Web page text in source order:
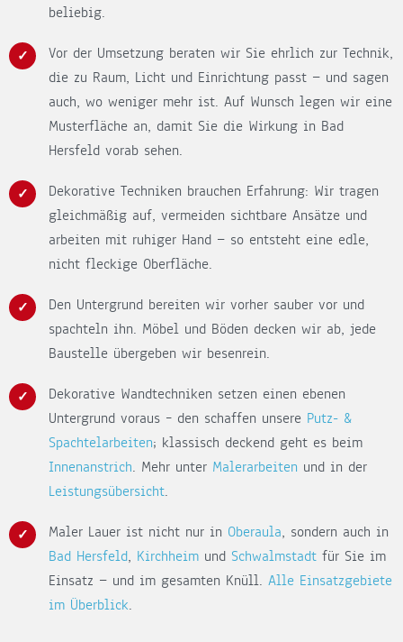
beliebig.
Vor der Umsetzung beraten wir Sie ehrlich zur Technik,
die zu Raum, Licht und Einrichtung passt — und sagen
auch, wo weniger mehr ist. Auf Wunsch legen wir eine
Musterfläche an, damit Sie die Wirkung in Bad
Hersfeld vorab sehen.
Dekorative Techniken brauchen Erfahrung: Wir tragen
gleichmäßig auf, vermeiden sichtbare Ansätze und
arbeiten mit ruhiger Hand — so entsteht eine edle,
nicht fleckige Oberfläche.
Den Untergrund bereiten wir vorher sauber vor und
spachteln ihn. Möbel und Böden decken wir ab, jede
Baustelle übergeben wir besenrein.
Dekorative Wandtechniken setzen einen ebenen
Untergrund voraus – den schaffen unsere Putz- &
Spachtelarbeiten; klassisch deckend geht es beim
Innenanstrich. Mehr unter Malerarbeiten und in der
Leistungsübersicht.
Maler Lauer ist nicht nur in Oberaula, sondern auch in
Bad Hersfeld, Kirchheim und Schwalmstadt für Sie im
Einsatz — und im gesamten Knüll. Alle Einsatzgebiete
im Überblick.